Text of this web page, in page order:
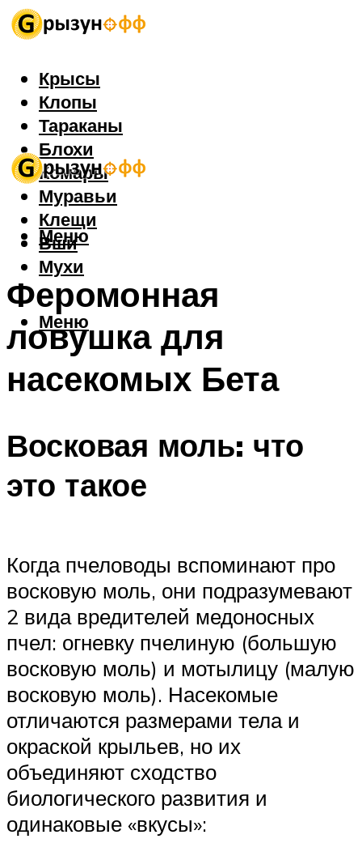
Крысы
Клопы
Тараканы
Блохи
Комары
Муравьи
Клещи
Вши
Мухи
Меню
Меню
Феромонная
ловушка для
насекомых Бета
Восковая моль: что
это такое
Когда пчеловоды вспоминают про
восковую моль, они подразумевают
2 вида вредителей медоносных
пчел: огневку пчелиную (большую
восковую моль) и мотылицу (малую
восковую моль). Насекомые
отличаются размерами тела и
окраской крыльев, но их
объединяют сходство
биологического развития и
одинаковые «вкусы»: